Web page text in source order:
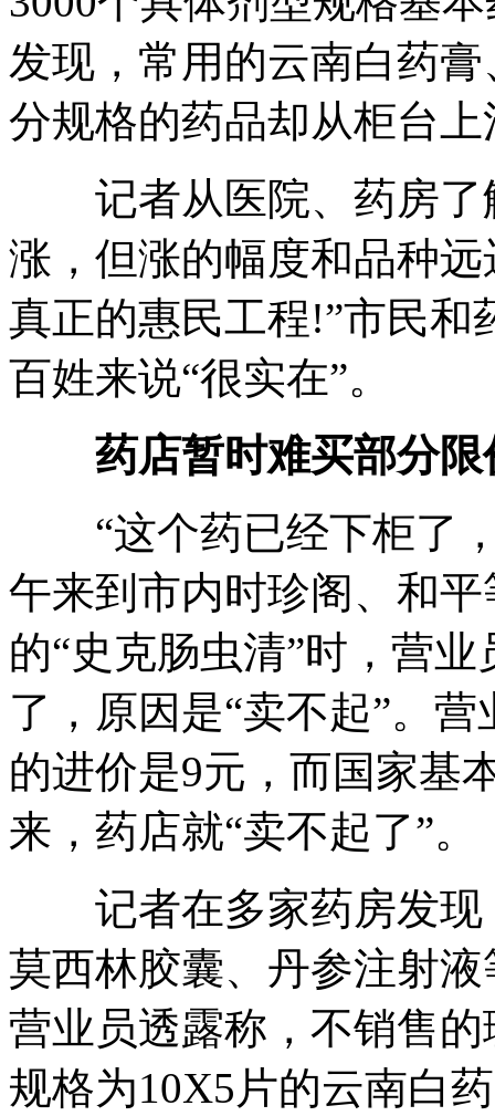
发现，常用的云南白药
分规格的药品却从柜台
记者从医院、药房了
涨，但涨的幅度和品种
真正的惠民工程!”市民和
百姓来说“很实在”。
药店暂时难买部分限
“这个药已经下柜了，
午来到市内时珍阁、和
的“史克肠虫清”时，营
了，原因是“卖不起”。
的进价是9元，而国家基
来，药店就“卖不起了”。
记者在多家药房发现
莫西林胶囊、丹参注射
营业员透露称，不销售
规格为10X5片的云南白